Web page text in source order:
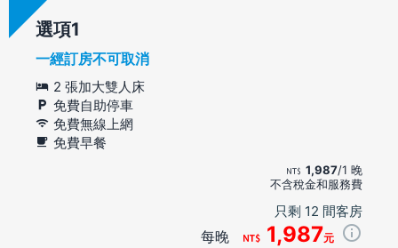
選項
一經訂房不可取消
2 張加大雙人床
免費自助停車
免費無線上網
免費早餐
1,987/1 晚
不含稅金和服務費
只剩 12 間客房
每晚 1,987元